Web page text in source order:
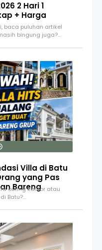
2 Hari 1
+ Harga
baca puluhan artikel
bingung juga?…
Villa di Batu
yang Pas
Bareng
outing kantor atau
Batu?…